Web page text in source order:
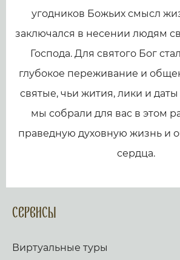
угодников Божьих смысл
заключался в несении людям
Господа. Для святого Бог
глубокое переживание и
святые, чьи жития, лики и
мы собрали для вас в этом
праведную духовную жизнь и
сердца.
Сервисы
Виртуальные туры